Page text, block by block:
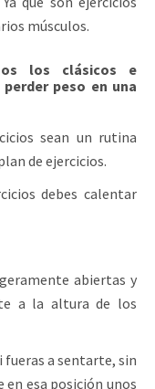
músculos.
los clásicos e
peso en una
sean un rutina
de ejercicios.
debes calentar
abiertas y
a la altura de los
a sentarte, sin
esa posición unos